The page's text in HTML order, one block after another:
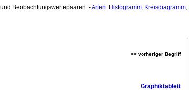
und Beobachtungswertepaaren. -Arten: Histogramm, Kreisdiagramm,
<< vorheriger Begriff
Graphiktablett